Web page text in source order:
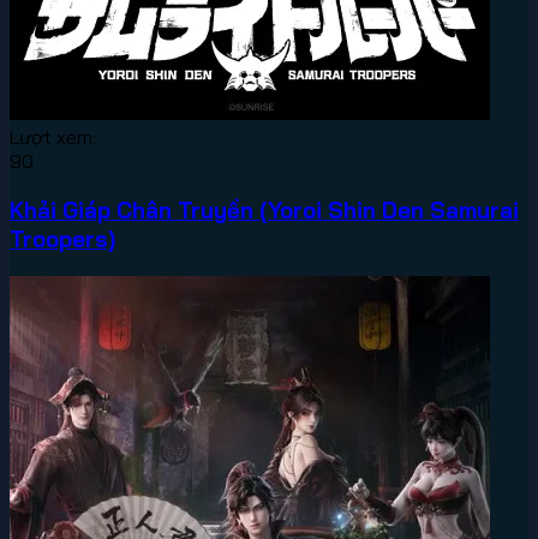
Lượt xem:
90
Khải Giáp Chân Truyền (Yoroi Shin Den Samurai
Troopers)